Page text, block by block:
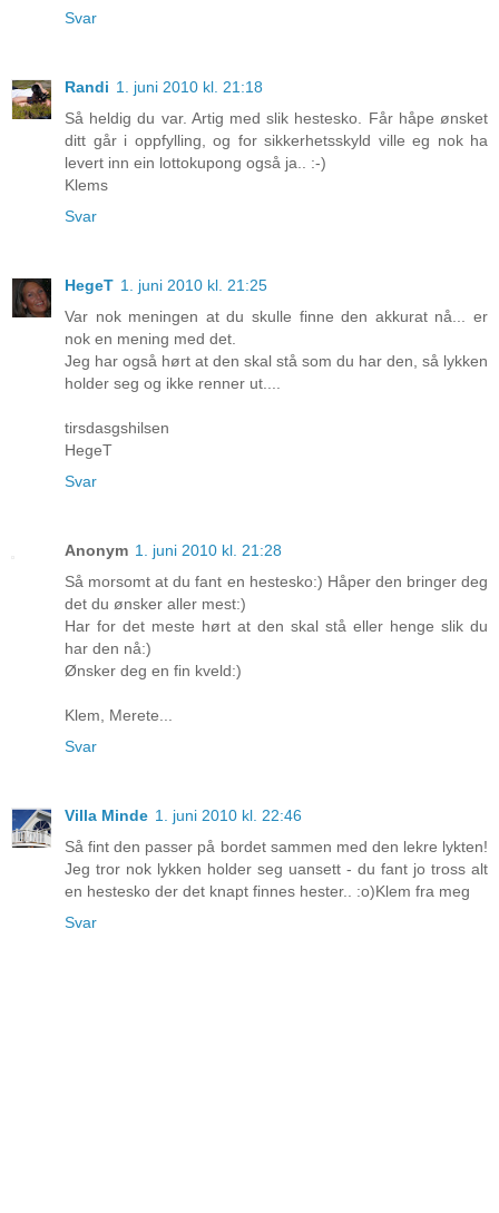
Svar
Randi 1. juni 2010 kl. 21:18
Så heldig du var. Artig med slik hestesko. Får håpe ønsket
ditt går i oppfylling, og for sikkerhetsskyld ville eg nok ha
levert inn ein lottokupong også ja.. :-)
Klems
Svar
HegeT 1. juni 2010 kl. 21:25
Var nok meningen at du skulle finne den akkurat nå... er
nok en mening med det.
Jeg har også hørt at den skal stå som du har den, så lykken
holder seg og ikke renner ut....
tirsdasgshilsen
HegeT
Svar
Anonym 1. juni 2010 kl. 21:28
Så morsomt at du fant en hestesko:) Håper den bringer deg
det du ønsker aller mest:)
Har for det meste hørt at den skal stå eller henge slik du
har den nå:)
Ønsker deg en fin kveld:)
Klem, Merete...
Svar
Villa Minde 1. juni 2010 kl. 22:46
Så fint den passer på bordet sammen med den lekre lykten!
Jeg tror nok lykken holder seg uansett - du fant jo tross alt
en hestesko der det knapt finnes hester.. :o)Klem fra meg
Svar